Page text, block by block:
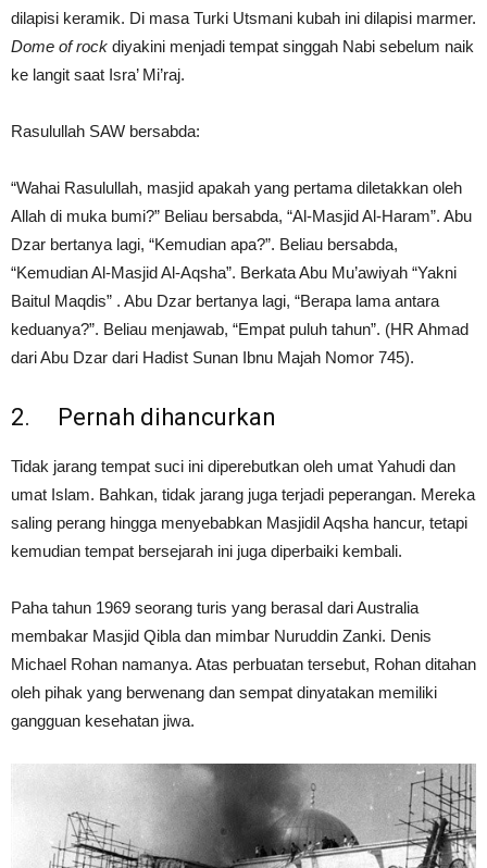
dilapisi keramik. Di masa Turki Utsmani kubah ini dilapisi marmer.
Dome of rock diyakini menjadi tempat singgah Nabi sebelum naik
ke langit saat Isra’ Mi’raj.
Rasulullah SAW bersabda:
“Wahai Rasulullah, masjid apakah yang pertama diletakkan oleh
Allah di muka bumi?” Beliau bersabda, “Al-Masjid Al-Haram”. Abu
Dzar bertanya lagi, “Kemudian apa?”. Beliau bersabda,
“Kemudian Al-Masjid Al-Aqsha”. Berkata Abu Mu’awiyah “Yakni
Baitul Maqdis” . Abu Dzar bertanya lagi, “Berapa lama antara
keduanya?”. Beliau menjawab, “Empat puluh tahun”. (HR Ahmad
dari Abu Dzar dari Hadist Sunan Ibnu Majah Nomor 745).
2. Pernah dihancurkan
Tidak jarang tempat suci ini diperebutkan oleh umat Yahudi dan
umat Islam. Bahkan, tidak jarang juga terjadi peperangan. Mereka
saling perang hingga menyebabkan Masjidil Aqsha hancur, tetapi
kemudian tempat bersejarah ini juga diperbaiki kembali.
Paha tahun 1969 seorang turis yang berasal dari Australia
membakar Masjid Qibla dan mimbar Nuruddin Zanki. Denis
Michael Rohan namanya. Atas perbuatan tersebut, Rohan ditahan
oleh pihak yang berwenang dan sempat dinyatakan memiliki
gangguan kesehatan jiwa.